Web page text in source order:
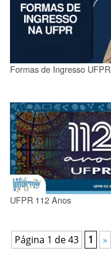
Formas de Ingresso UFPR
UFPR 112 Anos
Página 1 de 43 1 »